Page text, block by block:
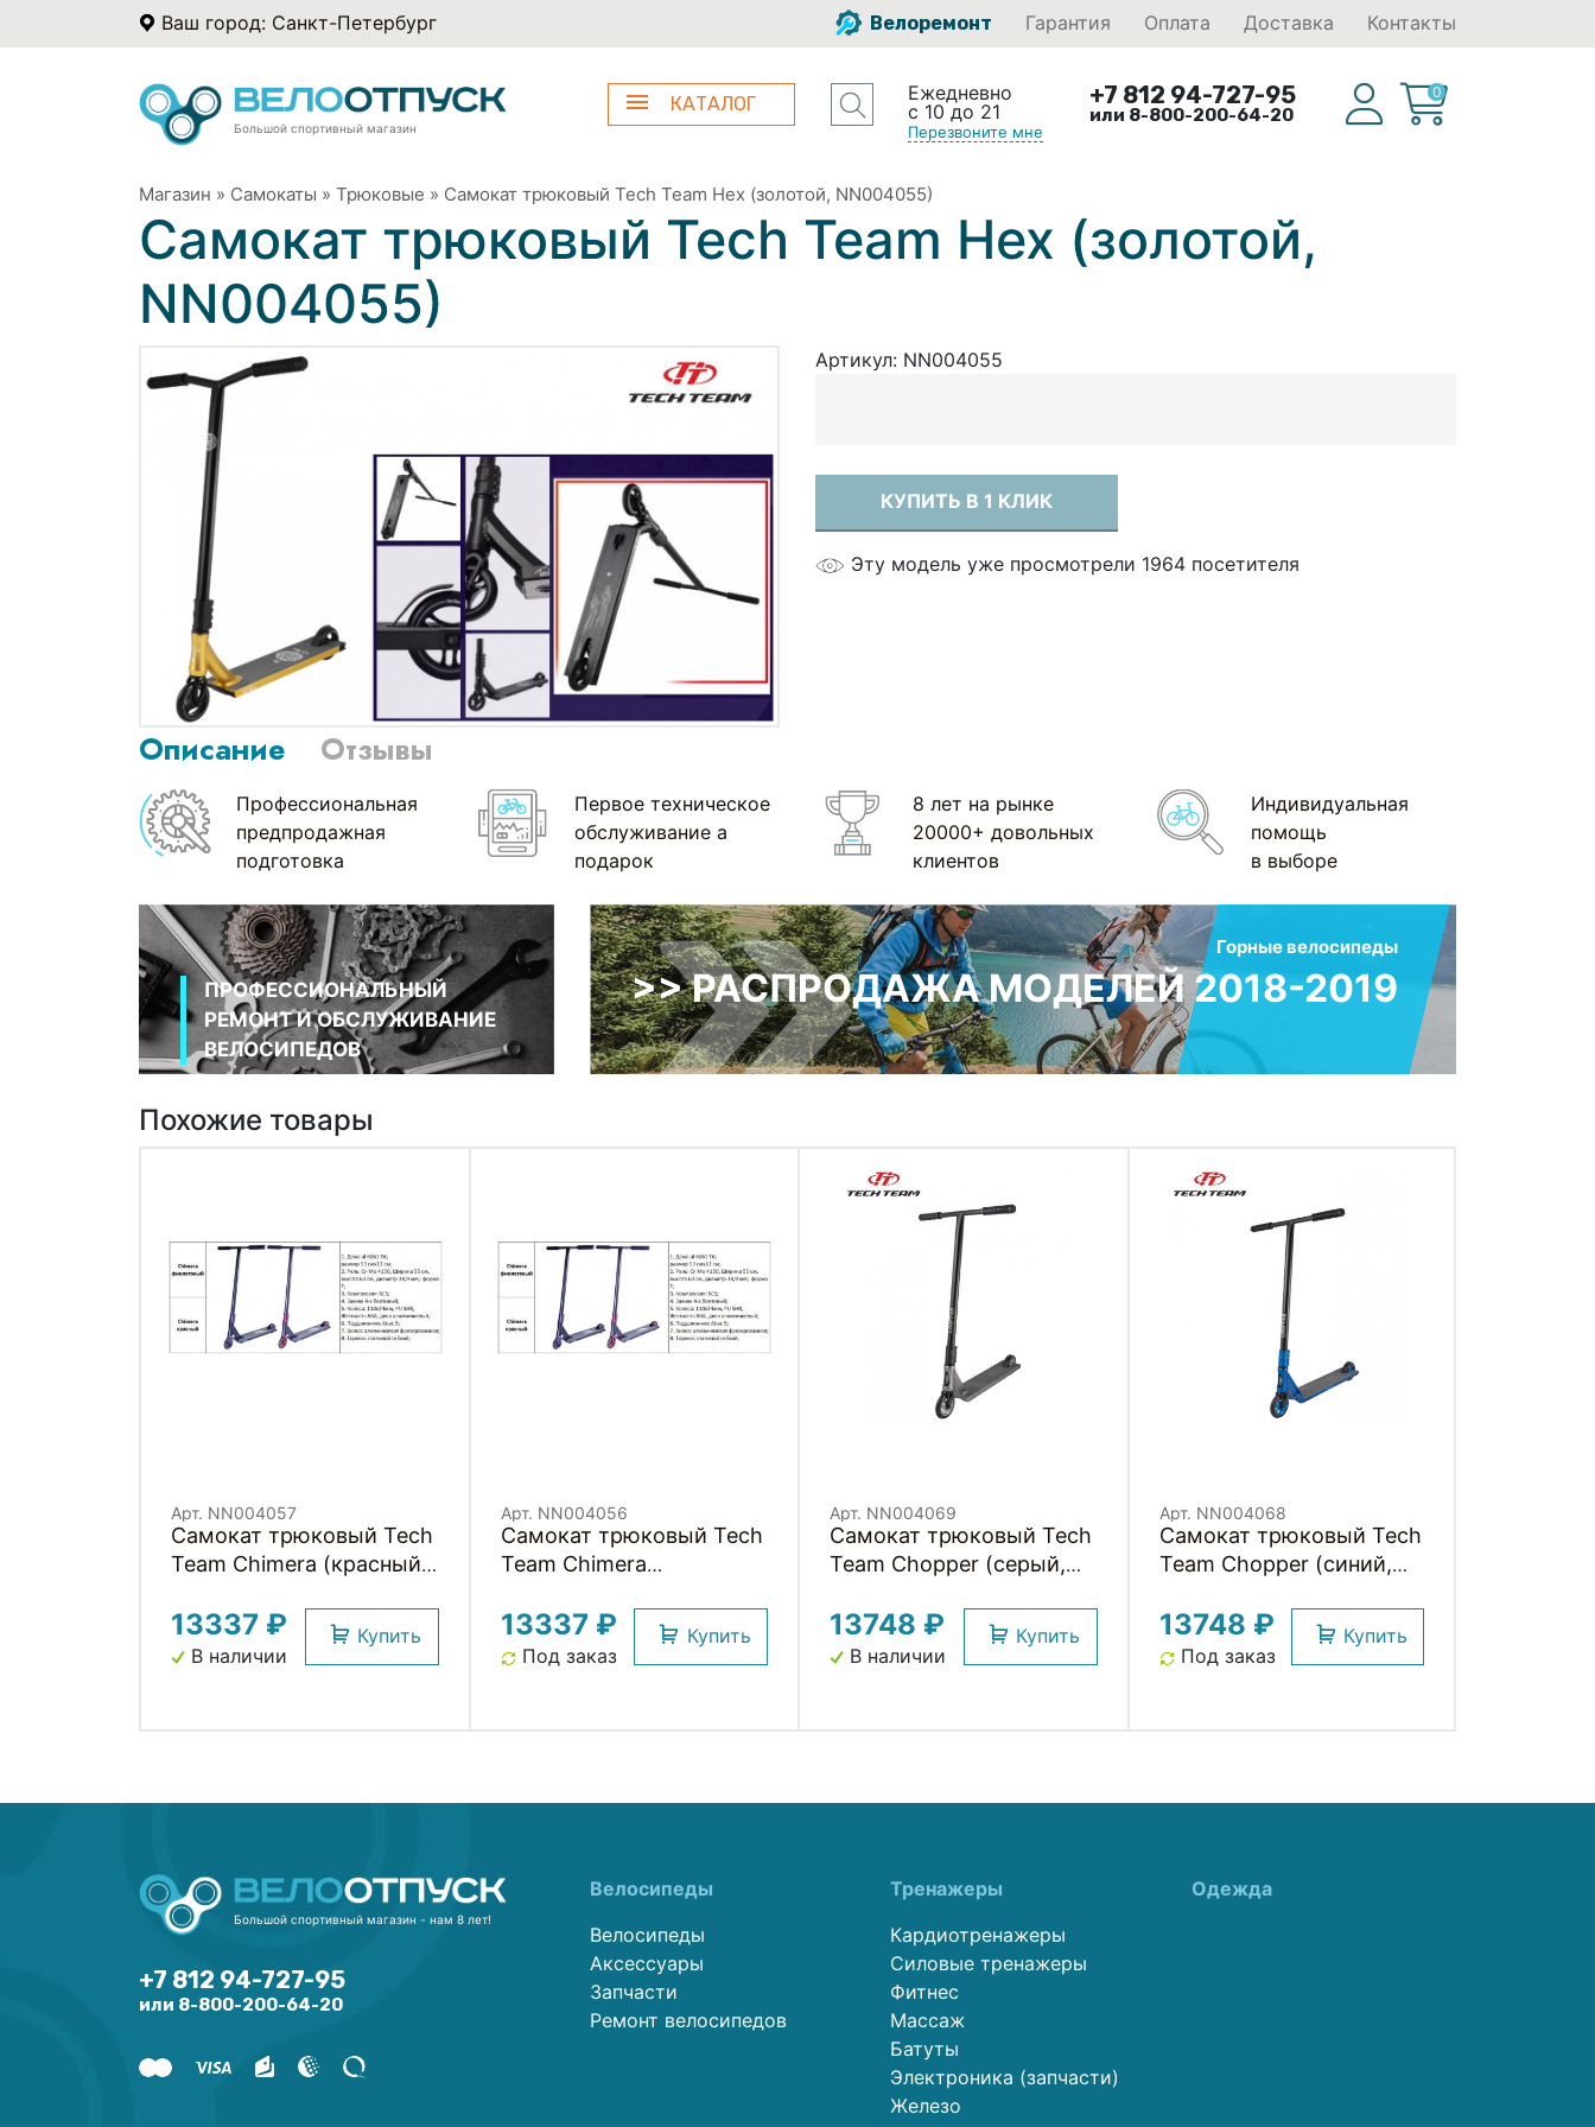
Ваш город: Санкт-Петербург Велоремонт Гарантия Оплата Доставка Контакты
Большой спортивный магазин
КАТАЛОГ
Ежедневно
с 10 до 21
Перезвоните мне
+7 812 94-727-95
или 8-800-200-64-20
0
Магазин » Самокаты » Трюковые » Самокат трюковый Tech Team Hex (золотой, NN004055)
Самокат трюковый Tech Team Hex (золотой,
NN004055)
Артикул: NN004055
КУПИТЬ В 1 КЛИК
Эту модель уже просмотрели 1964 посетителя
Описание Отзывы
Профессиональная
предпродажная
подготовка
Первое техническое
обслуживание а
подарок
8 лет на рынке
20000+ довольных
клиентов
Индивидуальная
помощь
в выборе
ПРОФЕССИОНАЛЬНЫЙ
РЕМОНТ И ОБСЛУЖИВАНИЕ
ВЕЛОСИПЕДОВ
Горные велосипеды
>> РАСПРОДАЖА МОДЕЛЕЙ 2018-2019
Похожие товары
Арт. NN004057
Самокат трюковый Tech
Team Chimera (красный,
13337 ₽
В наличии
Купить
Арт. NN004056
Самокат трюковый Tech
Team Chimera
NN004056)
13337 ₽
Под заказ
Купить
Арт. NN004069
Самокат трюковый Tech
Team Chopper (серый,
13748 ₽
В наличии
Купить
Арт. NN004068
Самокат трюковый Tech
Team Chopper (синий,
13748 ₽
Под заказ
Купить
Большой спортивный магазин - нам 8 лет!
+7 812 94-727-95
или 8-800-200-64-20
Велосипеды
Велосипеды
Аксессуары
Запчасти
Ремонт велосипедов
Тренажеры
Кардиотренажеры
Силовые тренажеры
Фитнес
Массаж
Батуты
Электроника (запчасти)
Железо
Одежда